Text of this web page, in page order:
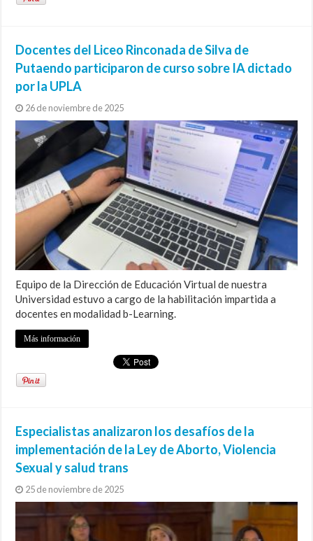
Docentes del Liceo Rinconada de Silva de
Putaendo participaron de curso sobre IA dictado
por la UPLA
26 de noviembre de 2025
Equipo de la Dirección de Educación Virtual de nuestra
Universidad estuvo a cargo de la habilitación impartida a
docentes en modalidad b-Learning.
Más información
Especialistas analizaron los desafíos de la
implementación de la Ley de Aborto, Violencia
Sexual y salud trans
25 de noviembre de 2025